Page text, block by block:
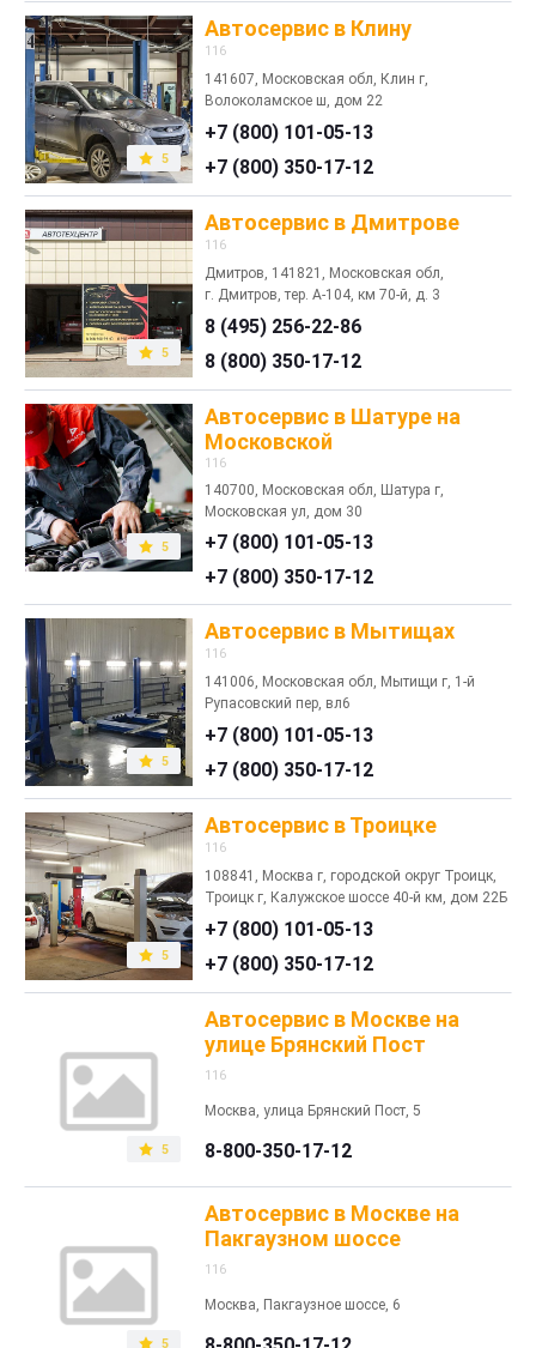
5
Автосервис в Клину
116
141607, Московская обл, Клин г,
Волоколамское ш, дом 22
+7 (800) 101-05-13
+7 (800) 350-17-12
5
Автосервис в Дмитрове
116
Дмитров, 141821, Московская обл,
г. Дмитров, тер. А-104, км 70-й, д. 3
8 (495) 256-22-86
8 (800) 350-17-12
5
Автосервис в Шатуре на
Московской
116
140700, Московская обл, Шатура г,
Московская ул, дом 30
+7 (800) 101-05-13
+7 (800) 350-17-12
5
Автосервис в Мытищах
116
141006, Московская обл, Мытищи г, 1-й
Рупасовский пер, вл6
+7 (800) 101-05-13
+7 (800) 350-17-12
5
Автосервис в Троицке
116
108841, Москва г, городской округ Троицк,
Троицк г, Калужское шоссе 40-й км, дом 22Б
+7 (800) 101-05-13
+7 (800) 350-17-12
5
Автосервис в Москве на
улице Брянский Пост
116
Москва, улица Брянский Пост, 5
8-800-350-17-12
5
Автосервис в Москве на
Пакгаузном шоссе
116
Москва, Пакгаузное шоссе, 6